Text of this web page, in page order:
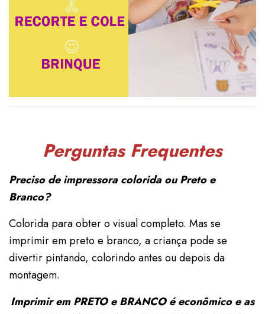
Perguntas Frequentes
Preciso de impressora colorida ou Preto e
Branco?
Colorida para obter o visual completo. Mas se
imprimir em preto e branco, a criança pode se
divertir pintando, colorindo antes ou depois da
montagem.
Imprimir em PRETO e BRANCO é econômico e as